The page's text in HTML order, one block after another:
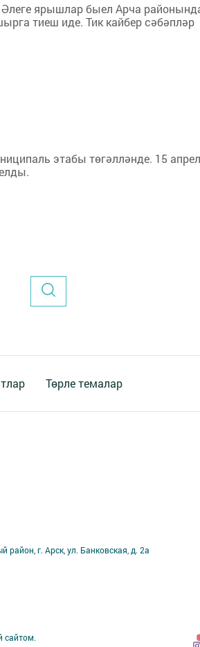
Әлеге ярышлар быел Арча
тиеш иде. Тик кайбер сәбәпләр
этабы төгәлләнде. 15
Төрле темалар
район, г. Арск, ул. Банковская, д. 2а
сайтом.